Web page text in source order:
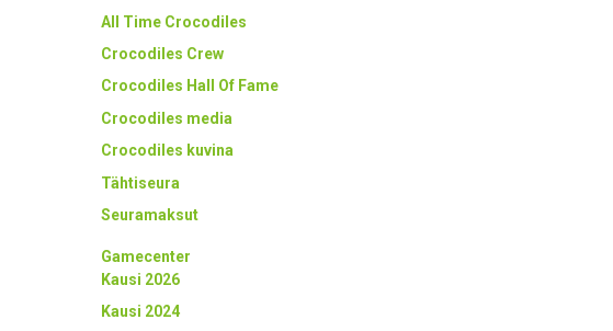
All Time Crocodiles
Crocodiles Crew
Crocodiles Hall Of Fame
Crocodiles media
Crocodiles kuvina
Tähtiseura
Seuramaksut
Gamecenter
Kausi 2026
Kausi 2024